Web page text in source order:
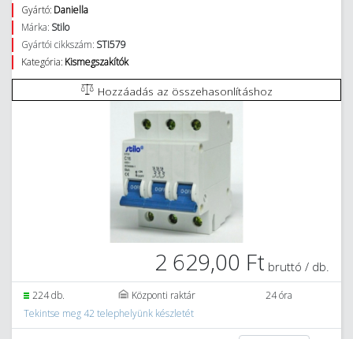
Gyártó: Daniella
Márka: Stilo
Gyártói cikkszám: STI579
Kategória: Kismegszakítók
Hozzáadás az összehasonlításhoz
2 629,00 Ft bruttó / db.
224 db. Központi raktár
24 óra
Tekintse meg 42 telephelyünk készletét